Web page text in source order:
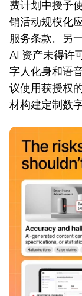
费计划中授予
销活动规模化
服务条款。另
AI 资产未得许
字人化身和语
议使用获授权
材构建定制数